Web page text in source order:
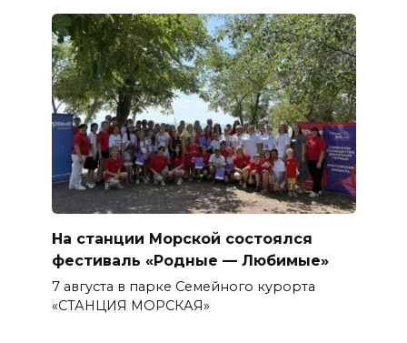
На станции Морской состоялся
фестиваль «Родные — Любимые»
7 августа в парке Семейного курорта
«СТАНЦИЯ МОРСКАЯ»